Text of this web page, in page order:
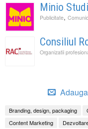
Minio
Publicitate,
Consiliul
Organizatii
Branding, design, packaging
Content Marketing